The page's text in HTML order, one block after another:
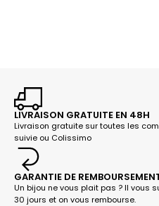
LIVRAISON GRATUITE EN 48H
Livraison gratuite sur toutes les
suivie ou Colissimo
GARANTIE DE
Un bijou ne vous plait pas ? Il vous
30 jours et on vous rembourse.